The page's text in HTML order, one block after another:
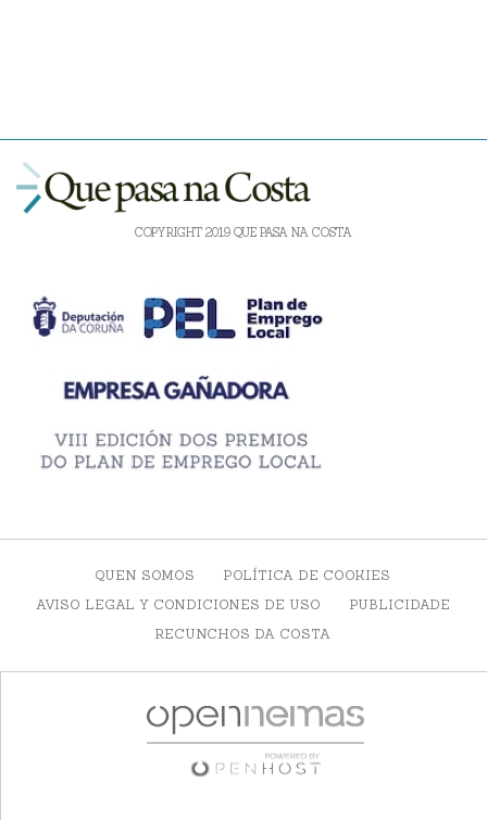
COPYRIGHT 2019 QUE PASA NA COSTA
QUEN SOMOS
POLÍTICA DE COOKIES
AVISO LEGAL Y CONDICIONES DE USO
PUBLICIDADE
RECUNCHOS DA COSTA